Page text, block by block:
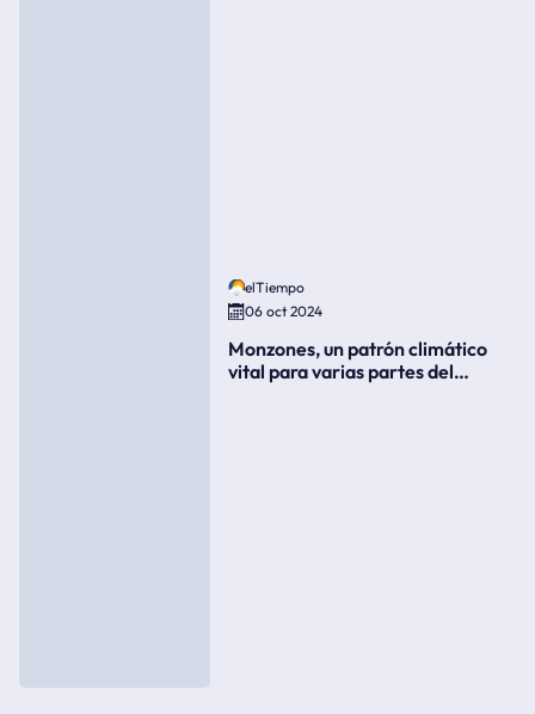
elTiempo
06 oct 2024
Monzones, un patrón climático
vital para varias partes del